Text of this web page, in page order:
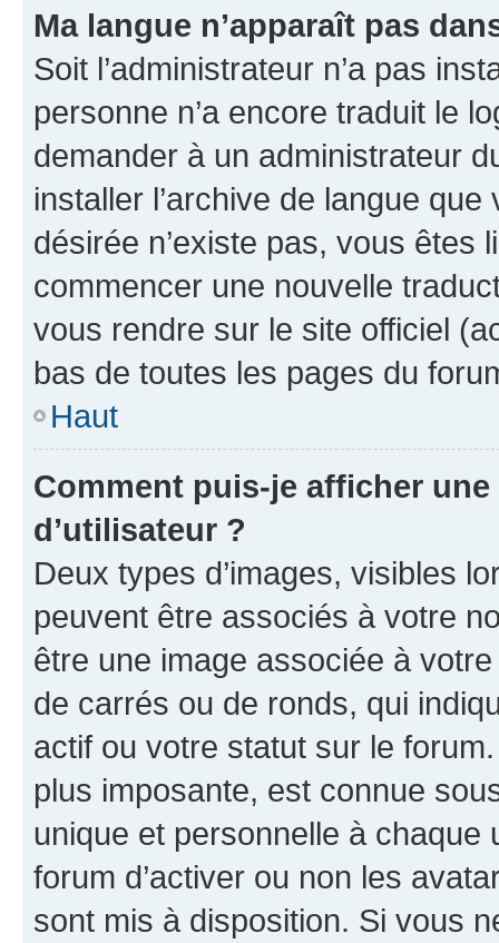
Ma langue n’apparaît pas
Soit l’administrateur n’a pas
personne n’a encore traduit le
demander à un administrateur
installer l’archive de langue
désirée n’existe pas, vous êtes
commencer une nouvelle
vous rendre sur le site officiel
bas de toutes les pages du
Haut
Comment puis-je afficher
d’utilisateur ?
Deux types d’images, visibles
peuvent être associés à votre
être une image associée à
de carrés ou de ronds, qui
actif ou votre statut sur le
plus imposante, est connue
unique et personnelle à chaque
forum d’activer ou non les
sont mis à disposition. Si vous